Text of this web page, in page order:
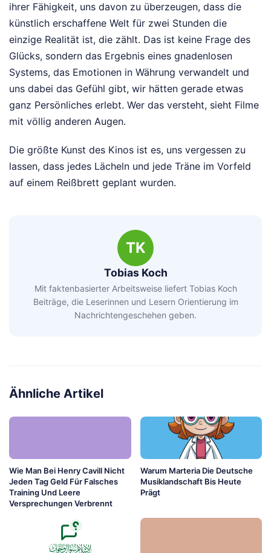
ihrer Fähigkeit, uns davon zu überzeugen, dass die
künstlich erschaffene Welt für zwei Stunden die
einzige Realität ist, die zählt. Das ist keine Frage des
Glücks, sondern das Ergebnis eines gnadenlosen
Systems, das Emotionen in Währung verwandelt und
uns dabei das Gefühl gibt, wir hätten gerade etwas
ganz Persönliches erlebt. Wer das versteht, sieht Filme
mit völlig anderen Augen.
Die größte Kunst des Kinos ist es, uns vergessen zu
lassen, dass jedes Lächeln und jede Träne im Vorfeld
auf einem Reißbrett geplant wurden.
TK
Tobias Koch
Mit faktenbasierter Arbeitsweise liefert Tobias Koch
Beiträge, die Leserinnen und Lesern Orientierung im
Nachrichtengeschehen geben.
Ähnliche Artikel
Wie Man Bei Henry Cavill Nicht
Jeden Tag Geld Für Falsches
Training Und Leere
Versprechungen Verbrennt
Warum Marteria Die Deutsche
Musiklandschaft Bis Heute
Prägt